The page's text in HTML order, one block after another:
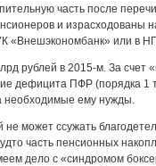
часть после
и израсходованы
«Внешэкономбанк» или в
рублей в 2015-м. За счет
дефицита ПФР (порядка 1
необходимые ему нужды.
может ссужать
часть пенсионных
дело с «синдромом